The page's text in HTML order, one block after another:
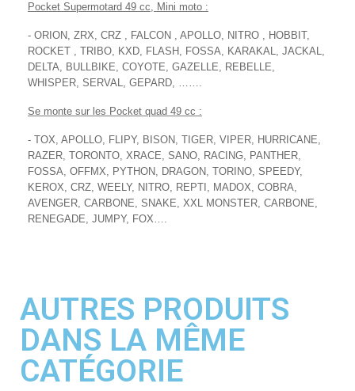
Pocket Supermotard 49 cc, Mini moto :
- ORION, ZRX, CRZ , FALCON , APOLLO, NITRO , HOBBIT,
ROCKET , TRIBO, KXD, FLASH, FOSSA, KARAKAL, JACKAL,
DELTA, BULLBIKE, COYOTE, GAZELLE, REBELLE,
WHISPER, SERVAL, GEPARD, …….
Se monte sur les Pocket quad 49 cc :
- TOX, APOLLO, FLIPY, BISON, TIGER, VIPER, HURRICANE,
RAZER, TORONTO, XRACE, SANO, RACING, PANTHER,
FOSSA, OFFMX, PYTHON, DRAGON, TORINO, SPEEDY,
KEROX, CRZ, WEELY, NITRO, REPTI, MADOX, COBRA,
AVENGER, CARBONE, SNAKE, XXL MONSTER, CARBONE,
RENEGADE, JUMPY, FOX….
AUTRES PRODUITS
DANS LA MÊME
CATÉGORIE